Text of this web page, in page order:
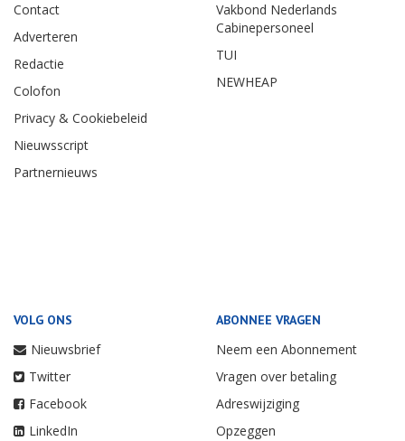
Contact
Adverteren
Redactie
Colofon
Privacy & Cookiebeleid
Nieuwsscript
Partnernieuws
Vakbond Nederlands
Cabinepersoneel
TUI
NEWHEAP
VOLG ONS
Nieuwsbrief
Twitter
Facebook
LinkedIn
ABONNEE VRAGEN
Neem een Abonnement
Vragen over betaling
Adreswijziging
Opzeggen